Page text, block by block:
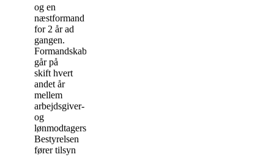
og en
næstformand
for 2 år ad
gangen.
Formandskabet
går på
skift hvert
andet år
mellem
arbejdsgiver-
og
lønmodtagersiden.
Bestyrelsen
fører tilsyn